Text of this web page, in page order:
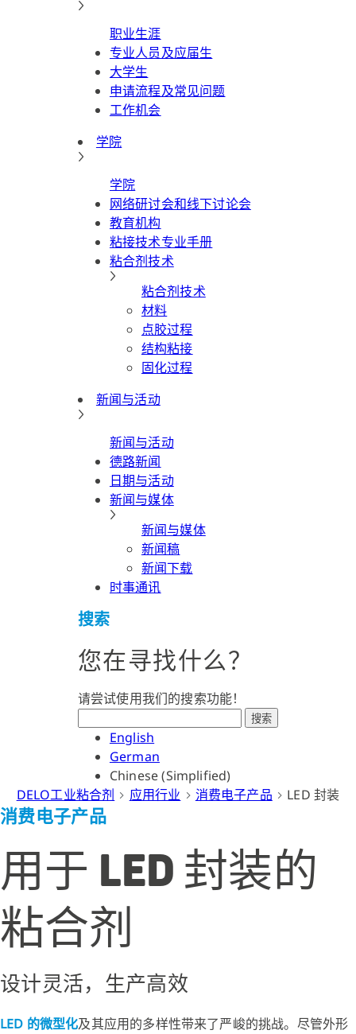
职业生涯
专业人员及应届生
大学生
申请流程及常见问题
工作机会
学院
学院
网络研讨会和线下讨论会
教育机构
粘接技术专业手册
粘合剂技术
粘合剂技术
材料
点胶过程
结构粘接
固化过程
新闻与活动
新闻与活动
德路新闻
日期与活动
新闻与媒体
新闻与媒体
新闻稿
新闻下载
时事通讯
搜索
您在寻找什么？
请尝试使用我们的搜索功能！
搜索
English
German
Chinese (Simplified)
DELO工业粘合剂
应用行业 消费电子产品 LED 封装
消费电子产品
用于 LED 封装的
粘合剂
设计灵活，生产高效
LED 的微型化及其应用的多样性带来了严峻的挑战。尽管外形